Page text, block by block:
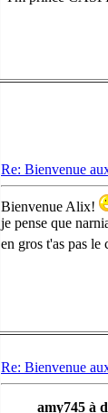
Re: Bienvenue
Bienvenue Alix!
je pense que
en gros t'as pas le
Re: Bienvenue
amy745 à